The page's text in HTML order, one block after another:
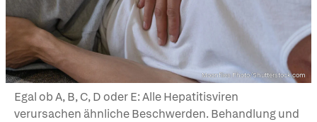
Moonflies Photo/Shutterstock.com
Egal ob A, B, C, D oder E: Alle Hepatitisviren
verursachen ähnliche Beschwerden. Behandlung und